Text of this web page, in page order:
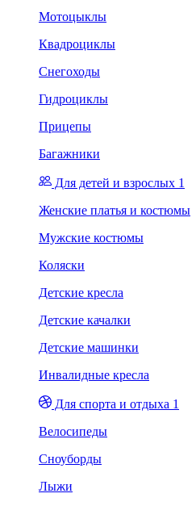
Мотоцыклы
Квадроциклы
Снегоходы
Гидроциклы
Прицепы
Багажники
Для детей и взрослых 1
Женские платья и костюмы
Мужские костюмы
Коляски
Детские кресла
Детские качалки
Детские машинки
Инвалидные кресла
Для спорта и отдыха 1
Велосипеды
Сноуборды
Лыжи